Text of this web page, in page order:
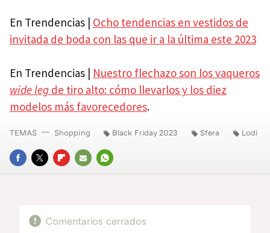
En Trendencias | Ocho tendencias en vestidos de
invitada de boda con las que ir a la última este 2023
En Trendencias | Nuestro flechazo son los vaqueros
wide leg de tiro alto: cómo llevarlos y los diez
modelos más favorecedores.
FACEBOOK
TWITTERFLIPBOARD
E-
WHATSAPP
TEMAS Shopping Black Friday 2023 Sfera Lodi
Comentarios cerrados